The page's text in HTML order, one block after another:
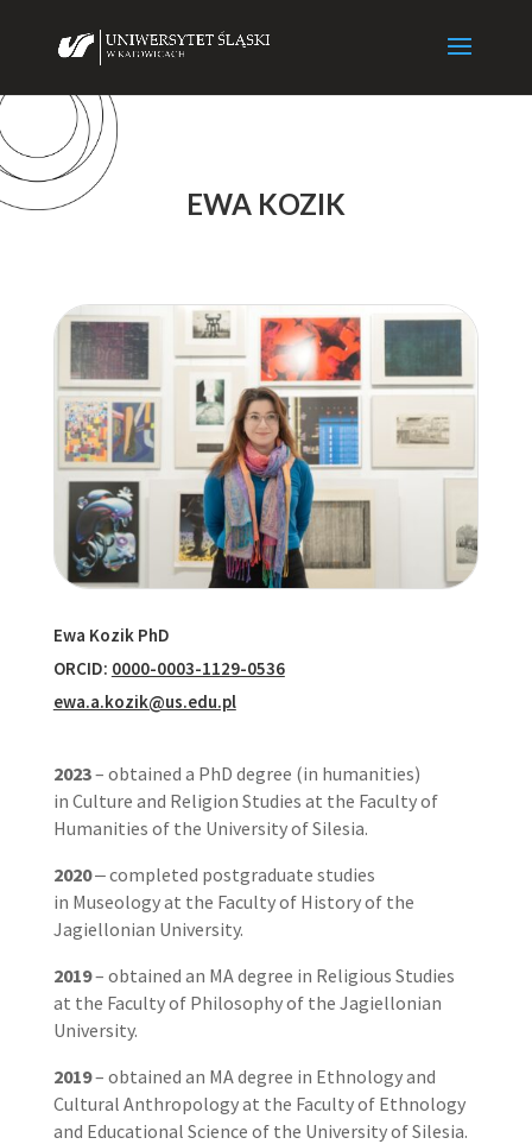
EWA KOZIK
Ewa Kozik PhD
ORCID: 0000-0003-1129-0536
ewa.a.kozik@us.edu.pl
2023– obtained a PhD degree (in humanities)
in Culture and Religion Studies at the Faculty of
Humanities of the University of Silesia.
2020‒ completed postgraduate studies
in Museology at the Faculty of History of the
Jagiellonian University.
2019– obtained an MA degree in Religious Studies
at the Faculty of Philosophy of the Jagiellonian
University.
2019– obtained an MA degree in Ethnology and
Cultural Anthropology at the Faculty of Ethnology
and Educational Science of the University of Silesia.